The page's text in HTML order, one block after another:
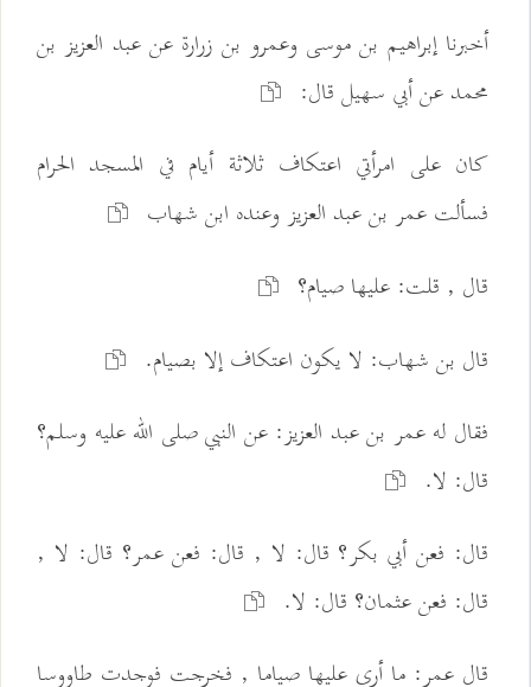
أخبرنا إبراهيم بن موسى وعمرو بن زرارة عن عبد العزيز بن
محمد عن أبي سهيل قال:
كان على امرأتي اعتكاف ثلاثة أيام في المسجد الحرام
فسألت عمر بن عبد العزيز وعنده ابن شهاب
قال , قلت: عليها صيام؟
قال بن شهاب: لا يكون اعتكاف إلا بصيام.
فقال له عمر بن عبد العزيز: عن النبي صلى الله عليه وسلم؟
قال: لا.
قال: فعن أبي بكر؟ قال: لا , قال: فعن عمر؟ قال: لا ,
قال: فعن عثمان؟ قال: لا.
قال عمر: ما أرى عليها صياما , فخرجت فوجدت طاووسا